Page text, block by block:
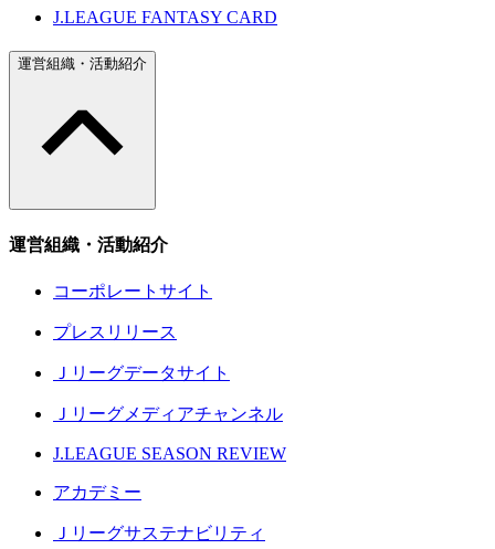
J.LEAGUE FANTASY CARD
運営組織・活動紹介
運営組織・活動紹介
コーポレートサイト
プレスリリース
Ｊリーグデータサイト
Ｊリーグメディアチャンネル
J.LEAGUE SEASON REVIEW
アカデミー
Ｊリーグサステナビリティ